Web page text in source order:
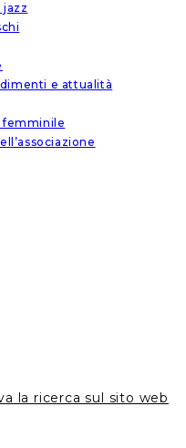
jazz
e attualità
femminile
la ricerca sul sito web